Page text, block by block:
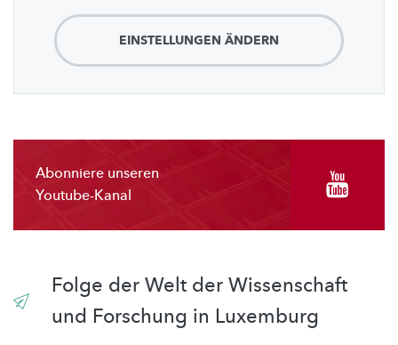
EINSTELLUNGEN ÄNDERN
Abonniere unseren
Youtube-Kanal
Folge der Welt der Wissenschaft
und Forschung in Luxemburg